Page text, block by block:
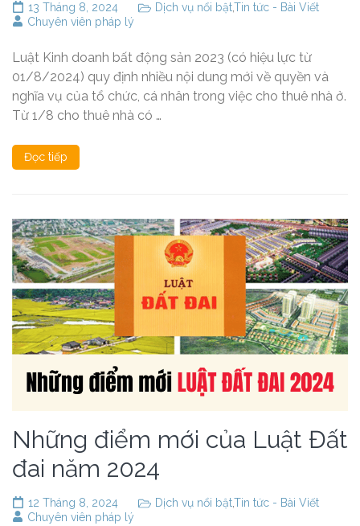
13 Tháng 8, 2024 Dịch vụ nổi bật,Tin tức - Bài Viết
Chuyên viên pháp lý
Luật Kinh doanh bất động sản 2023 (có hiệu lực từ
01/8/2024) quy định nhiều nội dung mới về quyền và
nghĩa vụ của tổ chức, cá nhân trong việc cho thuê nhà ở.
Từ 1/8 cho thuê nhà có …
Đọc tiếp
Những điểm mới của Luật Đất
đai năm 2024
12 Tháng 8, 2024 Dịch vụ nổi bậtTin tức - Bài Viết
Chuyên viên pháp lý